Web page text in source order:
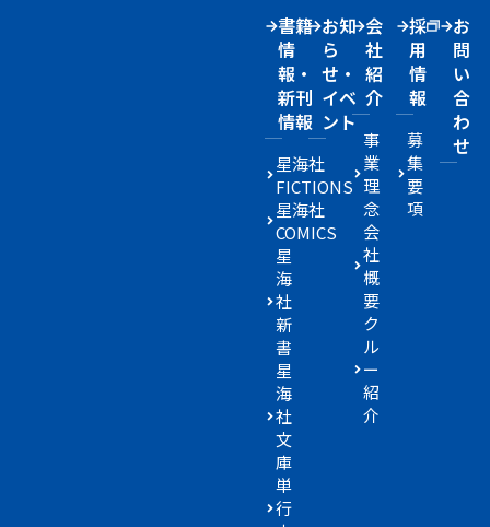
書籍
情
報・
新刊
情報
星海社
FICTIONS
星海社
COMICS
星
海
社
新
書
星
海
社
文
庫
単
行
お知
ら
せ・
イベ
ント
会
社
紹
介
事
業
理
念
会
社
概
要
ク
ル
ー
紹
介
採
用
情
報
募
集
要
項
お
問
い
合
わ
せ